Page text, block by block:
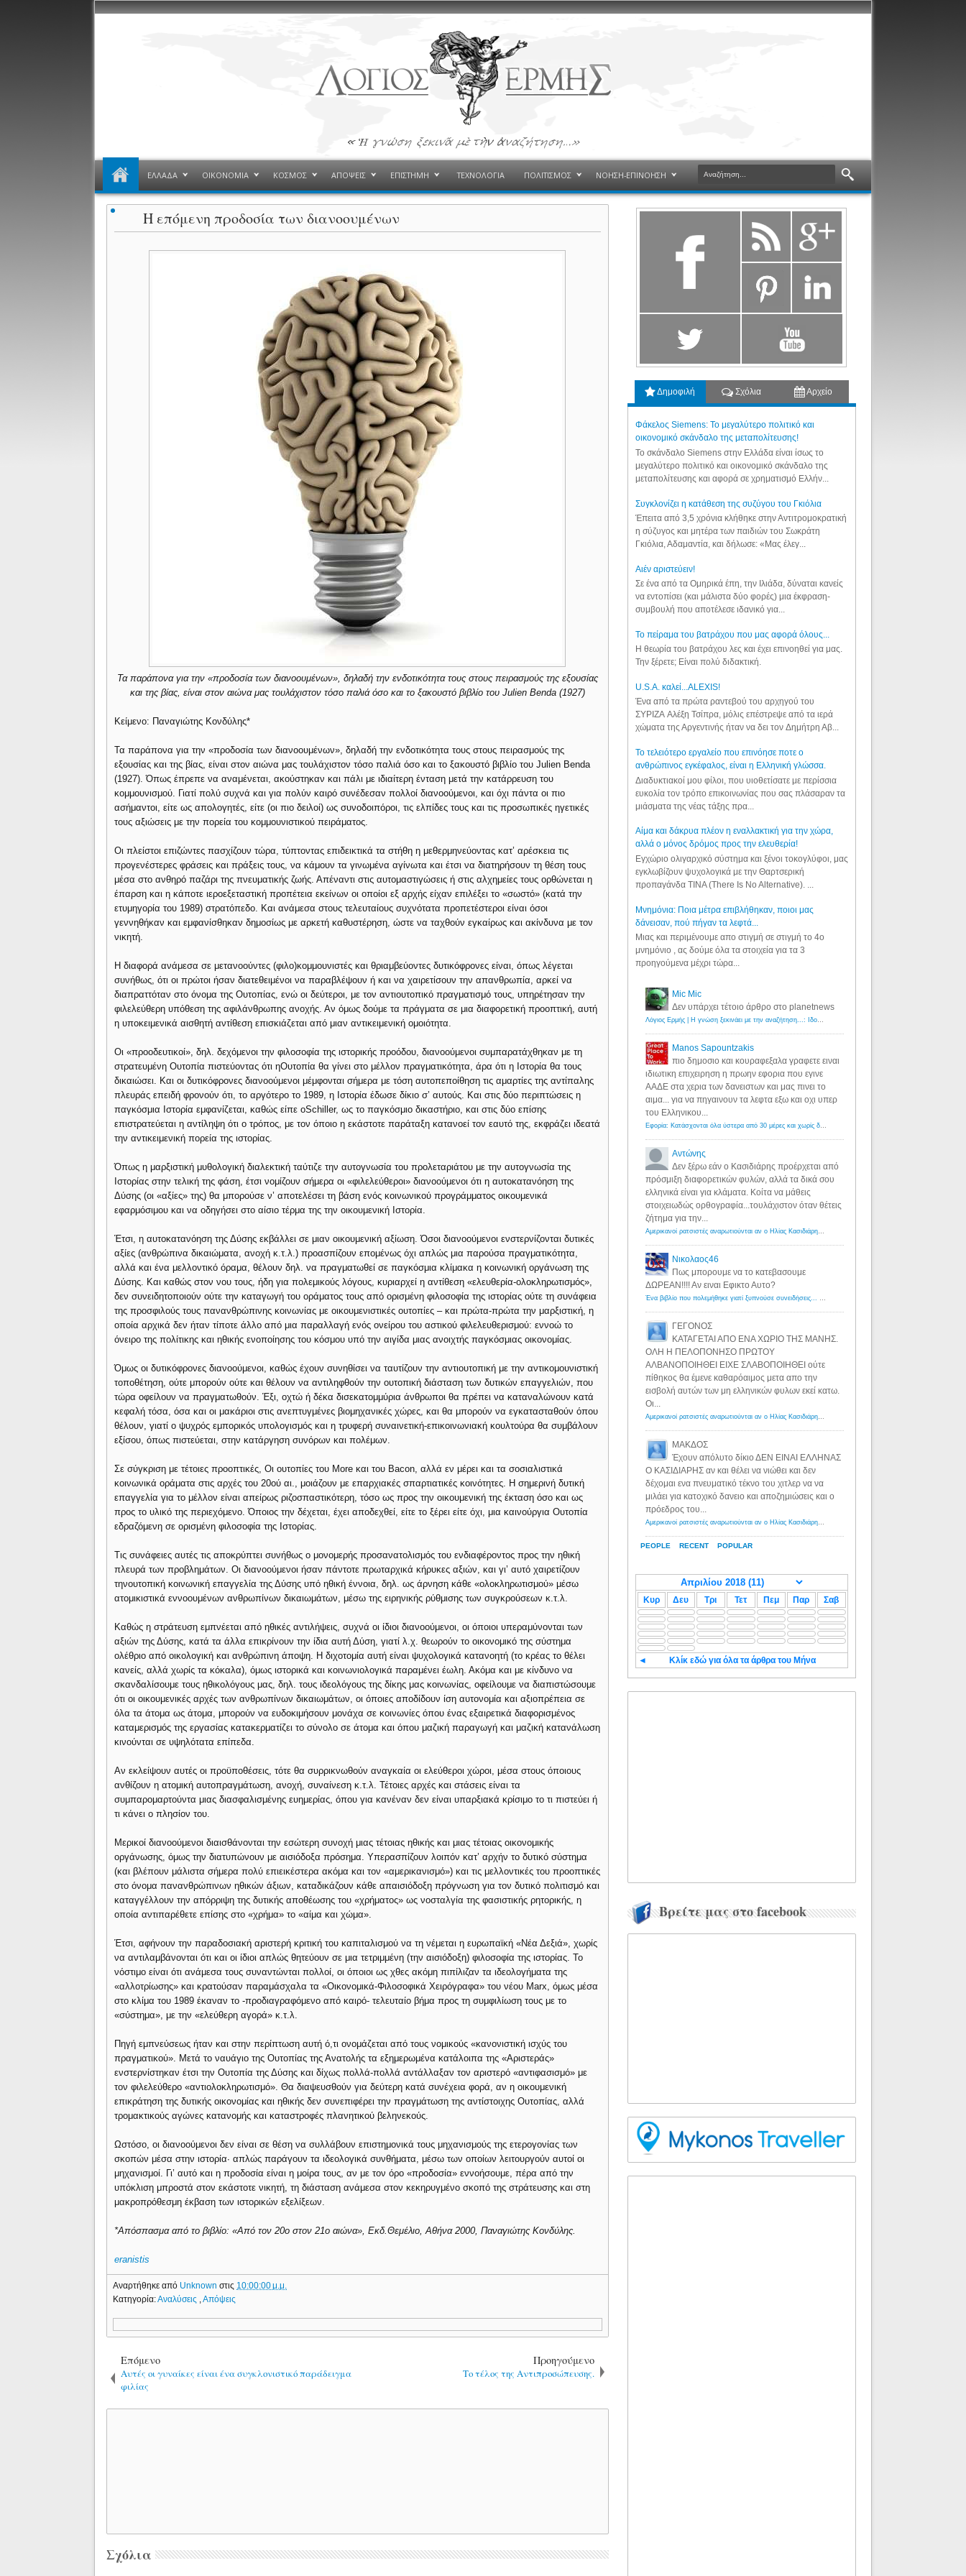
ΕΛΛΑΔΑ ΟΙΚΟΝΟΜΙΑ ΚΟΣΜΟΣ ΑΠΟΨΕΙΣ ΕΠΙΣΤΗΜΗ ΤΕΧΝΟΛΟΓΙΑ ΠΟΛΙΤΙΣΜΟΣ ΝΟΗΣΗ-ΕΠΙΝΟΗΣΗ
Η επόμενη προδοσία των διανοουμένων
Τα παράπονα για την «προδοσία των διανοουμένων», δηλαδή την ενδοτικότητα τους στους πειρασμούς της εξουσίας
και της βίας, είναι στον αιώνα μας τουλάχιστον τόσο παλιά όσο και το ξακουστό βιβλίο του Julien Benda (1927)
Κείμενο: Παναγιώτης Κονδύλης*
Τα παράπονα για την «προδοσία των διανοουμένων», δηλαδή την ενδοτικότητα τους στους πειρασμούς της
εξουσίας και της βίας, είναι στον αιώνα μας τουλάχιστον τόσο παλιά όσο και το ξακουστό βιβλίο του Julien Benda
(1927). Όπως έπρεπε να αναμένεται, ακούστηκαν και πάλι με ιδιαίτερη ένταση μετά την κατάρρευση του
κομμουνισμού. Γιατί πολύ συχνά και για πολύν καιρό συνέδεσαν πολλοί διανοούμενοι, και όχι πάντα οι πιο
ασήμαντοι, είτε ως απολογητές, είτε (οι πιο δειλοί) ως συνοδοιπόροι, τις ελπίδες τους και τις προσωπικές ηγετικές
τους αξιώσεις με την πορεία του κομμουνιστικού πειράματος.
Οι πλείστοι επιζώντες πασχίζουν τώρα, τύπτοντας επιδεικτικά τα στήθη η μεθερμηνεύοντας κατ’ αρέσκεια τις
προγενέστερες φράσεις και πράξεις τους, να κάμουν τα γινωμένα αγίνωτα και έτσι να διατηρήσουν τη θέση τους
μέσα στο ανθηρό παζάρι της πνευματικής ζωής. Απέναντι στις αυτομαστιγώσεις ή στις αλχημείες τους ορθώνεται η
έπαρση και η κάποτε ιεροεξεταστική προπέτεια εκείνων οι οποίοι εξ αρχής είχαν επιλέξει το «σωστό» (κατά την
ετυμηγορία του 1989) στρατόπεδο. Και ανάμεσα στους τελευταίους συχνότατα προπετέστεροι είναι όσοι
γεννηθήκαν και εμφανίσθηκαν δημοσίως με αρκετή καθυστέρηση, ώστε να ταχθούν εγκαίρως και ακίνδυνα με τον
νικητή.
Η διαφορά ανάμεσα σε μετανοούντες (φιλο)κομμουνιστές και θριαμβεύοντες δυτικόφρονες είναι, όπως λέγεται
συνήθως, ότι οι πρώτοι ήσαν διατεθειμένοι να παραβλέψουν ή και να χαιρετίσουν την απανθρωπία, αρκεί να
διαπραττόταν στο όνομα της Ουτοπίας, ενώ οι δεύτεροι, με τον αντιουτοπικό πραγματισμό τους, υπηρέτησαν την
φιλελεύθερη υπόθεση της αφιλάνθρωπης ανοχής. Αν όμως δούμε τα πράγματα σε μια διαφορετική προοπτική, αυτή
η υποκειμενικά αισθητή αντίθεση επισκιάζεται από μιαν αντικειμενική ομοιότητα.
Οι «προοδευτικοί», δηλ. δεχόμενοι την φιλοσοφία της ιστορικής προόδου, διανοούμενοι συμπαρατάχθηκαν με τη
στρατευμένη Ουτοπία πιστεύοντας ότι ηΟυτοπία θα γίνει στο μέλλον πραγματικότητα, άρα ότι η Ιστορία θα τους
δικαιώσει. Και οι δυτικόφρονες διανοούμενοι μέμφονται σήμερα με τόση αυτοπεποίθηση τις αμαρτίες της αντίπαλης
πλευράς επειδή φρονούν ότι, το αργότερο το 1989, η Ιστορία έδωσε δίκιο σ’ αυτούς. Και στις δύο περιπτώσεις η
παγκόσμια Ιστορία εμφανίζεται, καθώς είπε οSchiller, ως το παγκόσμιο δικαστήριο, και στις δύο επίσης
επιστρατεύεται η αντίληψη ότι ο τρόπος, με τον όποιο η εκάστοτε παράταξη κατανοεί τον εαυτό της, εκφράζει ιδεατά
την αντικειμενική πορεία της ιστορίας.
Όπως η μαρξιστική μυθολογική διαλεκτική ταύτιζε την αυτογνωσία του προλεταριάτου με την αυτογνωσία της
Ιστορίας στην τελική της φάση, έτσι νομίζουν σήμερα οι «φιλελεύθεροι» διανοούμενοι ότι η αυτοκατανόηση της
Δύσης (οι «αξίες» της) θα μπορούσε ν’ αποτελέσει τη βάση ενός κοινωνικού προγράμματος οικουμενικά
εφαρμόσιμου και να οδηγήσει στο αίσιο τέρμα της την οικουμενική Ιστορία.
Έτσι, η αυτοκατανόηση της Δύσης εκβάλλει σε μιαν οικουμενική αξίωση. Όσοι διανοούμενοι ενστερνίζονται δυτικές
αξίες (ανθρώπινα δικαιώματα, ανοχή κ.τ.λ.) προασπίζουν επομένως όχι απλώς μια παρούσα πραγματικότητα,
αλλά και ένα μελλοντικό όραμα, θέλουν δηλ. να πραγματωθεί σε παγκόσμια κλίμακα η κοινωνική οργάνωση της
Δύσης. Και καθώς στον νου τους, ήδη για πολεμικούς λόγους, κυριαρχεί η αντίθεση «ελευθερία-ολοκληρωτισμός»,
δεν συνειδητοποιούν ούτε την καταγωγή του οράματος τους από ορισμένη φιλοσοφία της ιστορίας ούτε τη συνάφεια
της προσφιλούς τους πανανθρώπινης κοινωνίας με οικουμενιστικές ουτοπίες – και πρώτα-πρώτα την μαρξιστική, η
οποία αρχικά δεν ήταν τίποτε άλλο από μια παραλλαγή ενός ονείρου του αστικού φιλελευθερισμού: εννοώ το
όνειρο της πολίτικης και ηθικής ενοποίησης του κόσμου υπό την αιγίδα μιας ανοιχτής παγκόσμιας οικονομίας.
Όμως οι δυτικόφρονες διανοούμενοι, καθώς έχουν συνηθίσει να ταυτίζουν την αντιουτοπική με την αντικομουνιστική
τοποθέτηση, ούτε μπορούν ούτε και θέλουν να αντιληφθούν την ουτοπική διάσταση των δυτικών επαγγελιών, που
τώρα οφείλουν να πραγματωθούν. Έξι, οχτώ ή δέκα δισεκατομμύρια άνθρωποι θα πρέπει να καταναλώνουν κατά
κεφαλή τόσα, όσα και οι μακάριοι στις ανεπτυγμένες βιομηχανικές χώρες, και θα μπορούν να εγκατασταθούν όπου
θέλουν, γιατί ο ψυχρός εμπορικός υπολογισμός και η τρυφερή συναινετική-επικοινωνιακή κουλτούρα θα συμβάλουν
εξίσου, όπως πιστεύεται, στην κατάργηση συνόρων και πολέμων.
Σε σύγκριση με τέτοιες προοπτικές, Οι ουτοπίες του More και του Bacon, αλλά εν μέρει και τα σοσιαλιστικά
κοινωνικά οράματα στις αρχές του 20ού αι., μοιάζουν με επαρχιακές σπαρτιατικές κοινότητες. Η σημερινή δυτική
επαγγελία για το μέλλον είναι απείρως ριζοσπαστικότερη, τόσο ως προς την οικουμενική της έκταση όσο και ως
προς το υλικό της περιεχόμενο. Όποιος την δέχεται, έχει αποδεχθεί, είτε το ξέρει είτε όχι, μια καινούργια Ουτοπία
εδραζόμενη σε ορισμένη φιλοσοφία της Ιστορίας.
Τις συνάφειες αυτές τις αποκρύπτει συνήθως ο μονομερής προσανατολισμός του ενδιαφέροντος προς την ηθική
πλευρά των προβλημάτων. Οι διανοούμενοι ήσαν πάντοτε πρωταρχικά κήρυκες αξιών, και γι’ αυτό χαιρετίζουν
τηνουτοπική κοινωνική επαγγελία της Δύσης υπό ηθική έννοια, δηλ. ως άρνηση κάθε «ολοκληρωτισμού» μέσω
ατομικιστικά εννοουμένων ανθρωπίνων δικαιωμάτων, μέσω της ειρηνικής ρύθμισης των συγκρούσεων κ.τ.λ.
Καθώς η στράτευση εμπνέεται από ηθικές αντιλήψεις, συχνά οι ίδιοι διανοούμενοι, οι όποιοι υπεραμύνονται των
αξιών της Δύσης, κατά τα άλλα επικρίνουν την ίδια αυτή Δύση, γιατί λ.χ. θεωρούν το οικονομικό της σύστημα
ολέθριο από οικολογική και ανθρώπινη άποψη. Η διχοτομία αυτή είναι ψυχολογικά κατανοητή (το κρέας το θέλει
κανείς, αλλά χωρίς τα κόκαλα), όμως ιστορικά και κοινωνιολογικά παραμένει έωλη. Ακόμα και με κίνδυνο να
σκανδαλίσουμε τους ηθικολόγους μας, δηλ. τους ιδεολόγους της δίκης μας κοινωνίας, οφείλουμε να διαπιστώσουμε
ότι οι οικουμενικές αρχές των ανθρωπίνων δικαιωμάτων, οι όποιες αποδίδουν ίση αυτονομία και αξιοπρέπεια σε
όλα τα άτομα ως άτομα, μπορούν να ευδοκιμήσουν μονάχα σε κοινωνίες όπου ένας εξαιρετικά διαφορισμένος
καταμερισμός της εργασίας κατακερματίζει το σύνολο σε άτομα και όπου μαζική παραγωγή και μαζική κατανάλωση
κινούνται σε υψηλότατα επίπεδα.
Αν εκλείψουν αυτές οι προϋποθέσεις, τότε θα συρρικνωθούν αναγκαία οι ελεύθεροι χώροι, μέσα στους όποιους
ανθίζουν η ατομική αυτοπραγμάτωση, ανοχή, συναίνεση κ.τ.λ. Τέτοιες αρχές και στάσεις είναι τα
συμπαρομαρτούντα μιας διασφαλισμένης ευημερίας, όπου για κανέναν δεν είναι υπαρξιακά κρίσιμο το τι πιστεύει ή
τι κάνει ο πλησίον του.
Μερικοί διανοούμενοι διαισθάνονται την εσώτερη συνοχή μιας τέτοιας ηθικής και μιας τέτοιας οικονομικής
οργάνωσης, όμως την διατυπώνουν με αισιόδοξα πρόσημα. Υπερασπίζουν λοιπόν κατ’ αρχήν το δυτικό σύστημα
(και βλέπουν μάλιστα σήμερα πολύ επιεικέστερα ακόμα και τον «αμερικανισμό») και τις μελλοντικές του προοπτικές
στο όνομα πανανθρώπινων ηθικών άξιων, καταδικάζουν κάθε απαισιόδοξη πρόγνωση για τον δυτικό πολιτισμό και
καταγγέλλουν την απόρριψη της δυτικής αποθέωσης του «χρήματος» ως νοσταλγία της φασιστικής ρητορικής, η
οποία αντιπαρέθετε επίσης στο «χρήμα» το «αίμα και χώμα».
Έτσι, αφήνουν την παραδοσιακή αριστερή κριτική του καπιταλισμού να τη νέμεται η ευρωπαϊκή «Νέα Δεξιά», χωρίς
να αντιλαμβάνονται ότι και οι ίδιοι απλώς θητεύουν σε μια τετριμμένη (την αισιόδοξη) φιλοσοφία της ιστορίας. Το
νόστιμο είναι ότι ανάμεσα τους συναντώνται πολλοί, οι όποιοι ως χθες ακόμη πιπίλιζαν τα ιδεολογήματα της
«αλλοτρίωσης» και κρατούσαν παραμάσχαλα τα «Οικονομικά-Φιλοσοφικά Χειρόγραφα» του νέου Marx, όμως μέσα
στο κλίμα του 1989 έκαναν το -προδιαγραφόμενο από καιρό- τελευταίο βήμα προς τη συμφιλίωση τους με το
«σύστημα», με την «ελεύθερη αγορά» κ.τ.λ.
Πηγή εμπνεύσεως ήταν και στην περίπτωση αυτή ό,τι ονομάζεται από τους νομικούς «κανονιστική ισχύς του
πραγματικού». Μετά το ναυάγιο της Ουτοπίας της Ανατολής τα εξημερωμένα κατάλοιπα της «Αριστεράς»
ενστερνίστηκαν έτσι την Ουτοπία της Δύσης και δίχως πολλά-πολλά αντάλλαξαν τον αριστερό «αντιφασισμό» με
τον φιλελεύθερο «αντιολοκληρωτισμό». Θα διαψευσθούν για δεύτερη κατά συνέχεια φορά, αν η οικουμενική
επικράτηση της δυτικής οικονομίας και ηθικής δεν συνεπιφέρει την πραγμάτωση της αντίστοιχης Ουτοπίας, αλλά
τρομακτικούς αγώνες κατανομής και καταστροφές πλανητικού βεληνεκούς.
Ωστόσο, οι διανοούμενοι δεν είναι σε θέση να συλλάβουν επιστημονικά τους μηχανισμούς της ετερογονίας των
σκοπών μέσα στην ιστορία· απλώς παράγουν τα ιδεολογικά συνθήματα, μέσω των οποίων λειτουργούν αυτοί οι
μηχανισμοί. Γι’ αυτό και η προδοσία είναι η μοίρα τους, αν με τον όρο «προδοσία» εννοήσουμε, πέρα από την
υπόκλιση μπροστά στον εκάστοτε νικητή, τη διάσταση ανάμεσα στον κεκηρυγμένο σκοπό της στράτευσης και στη
μακροπρόθεσμη έκβαση των ιστορικών εξελίξεων.
*Απόσπασμα από το βιβλίο: «Από τον 20ο στον 21ο αιώνα», Εκδ.Θεμέλιο, Αθήνα 2000, Παναγιώτης Κονδύλης.
eranistis
Αναρτήθηκε από Unknownστις 10:00:00 μ.μ.
Κατηγορία:Αναλύσεις ,Απόψεις
Επόμενο
Αυτές οι γυναίκες είναι ένα συγκλονιστικό παράδειγμα
φιλίας
Προηγούμενο
Το τέλος της Αντιπροσώπευσης.
Σχόλια
Δημοφιλή Σχόλια Αρχείο
Φάκελος Siemens: Το μεγαλύτερο πολιτικό και
οικονομικό σκάνδαλο της μεταπολίτευσης!
Το σκάνδαλο Siemens στην Ελλάδα είναι ίσως το
μεγαλύτερο πολιτικό και οικονομικό σκάνδαλο της
μεταπολίτευσης και αφορά σε χρηματισμό Ελλήν...
Συγκλονίζει η κατάθεση της συζύγου του Γκιόλια
Έπειτα από 3,5 χρόνια κλήθηκε στην Αντιτρομοκρατική
η σύζυγος και μητέρα των παιδιών του Σωκράτη
Γκιόλια, Αδαμαντία, και δήλωσε: «Μας έλεγ...
Aιέν αριστεύειν!
Σε ένα από τα Ομηρικά έπη, την Ιλιάδα, δύναται κανείς
να εντοπίσει (και μάλιστα δύο φορές) μια έκφραση-
συμβουλή που αποτέλεσε ιδανικό για...
Το πείραμα του βατράχου που μας αφορά όλους...
Η θεωρία του βατράχου λες και έχει επινοηθεί για μας.
Την ξέρετε; Είναι πολύ διδακτική.
U.S.A. καλεί...ALEXIS!
Ένα από τα πρώτα ραντεβού του αρχηγού του
ΣΥΡΙΖΑ Αλέξη Τσίπρα, μόλις επέστρεψε από τα ιερά
χώματα της Αργεντινής ήταν να δει τον Δημήτρη Αβ...
Το τελειότερο εργαλείο που επινόησε ποτε ο
ανθρώπινος εγκέφαλος, είναι η Ελληνική γλώσσα.
Διαδυκτιακοί μου φίλοι, που υιοθετίσατε με περίσσια
ευκολία τον τρόπο επικοινωνίας που σας πλάσαραν τα
μιάσματα της νέας τάξης πρα...
Αίμα και δάκρυα πλέον η εναλλακτική για την χώρα,
αλλά ο μόνος δρόμος προς την ελευθερία!
Εγχώριο ολιγαρχικό σύστημα και ξένοι τοκογλύφοι, μας
εγκλωβίζουν ψυχολογικά με την Θαρτσερική
προπαγάνδα TINA (There Is No Alternative). ...
Μνημόνια: Ποια μέτρα επιβλήθηκαν, ποιοι μας
δάνεισαν, πού πήγαν τα λεφτά...
Μιας και περιμένουμε απο στιγμή σε στιγμή το 4ο
μνημόνιο , ας δούμε όλα τα στοιχεία για τα 3
προηγούμενα μέχρι τώρα...
PEOPLE RECENT POPULAR
Mic Mic
Δεν υπάρχει τέτοιο άρθρο στο planetnews
Λόγιος Ερμής | Η γνώση ξεκινάει με την αναζήτηση...: Ιδού οι 18 που χρωστούν 11 δις ευρώ!
Manos Sapountzakis
πιο δημοσιο και κουραφεξαλα γραφετε ειναι
ιδιωτικη επιχειρηση η πρωην εφορια που εγινε
ΑΑΔΕ στα χερια των δανειστων και μας πινει το
αιμα... για να πηγαινουν τα λεφτα εξω και οχι υπερ
του Ελληνικου...
Εφορία: Κατάσχονται όλα ύστερα από 30 μέρες και χωρίς δικαστικές αποφάσεις - Λόγιος Ερμής
Αντώνης
Δεν ξέρω εάν ο Κασιδιάρης προέρχεται από
πρόσμιξη διαφορετικών φυλών, αλλά τα δικά σου
ελληνικά είναι για κλάματα. Κοίτα να μάθεις
στοιχειωδώς ορθογραφία...τουλάχιστον όταν θέτεις
ζήτημα για την...
Αμερικανοί ρατσιστές αναρωτιούνται αν ο Ηλίας Κασιδιάρης ανήκει στη λευκή φυλή... - Λόγιος Ερμής
Νικολαος46
Πως μπορουμε να το κατεβασουμε
ΔΩΡΕΑΝ!!!! Αν ειναι Εφικτο Αυτο?
Ένα βιβλίο που πολεμήθηκε γιατί ξυπνούσε συνειδήσεις... - Λόγιος Ερμής | Η γνώση ξεκινάει με την αναζήτηση...
ΓΕΓΟΝΟΣ
ΚΑΤΑΓΕΤΑΙ ΑΠΟ ΕΝΑ ΧΩΡΙΟ ΤΗΣ ΜΑΝΗΣ.
ΟΛΗ Η ΠΕΛΟΠΟΝΗΣΟ ΠΡΩΤΟΥ
ΑΛΒΑΝΟΠΟΙΗΘΕΙ ΕΙΧΕ ΣΛΑΒΟΠΟΙΗΘΕΙ ούτε
πίθηκος θα έμενε καθαρόαιμος μετα απο την
εισβολή αυτών των μη ελληνικών φυλων εκεί κατω.
Οι...
Αμερικανοί ρατσιστές αναρωτιούνται αν ο Ηλίας Κασιδιάρης ανήκει στη λευκή φυλή... - Λόγιος Ερμής
ΜΑΚΔΟΣ
Έχουν απόλυτο δίκιο ΔΕΝ ΕΙΝΑΙ ΕΛΛΗΝΑΣ
Ο ΚΑΣΙΔΙΑΡΗΣ αν και θέλει να νιώθει και δεν
δέχομαι ενα πνευματικό τέκνο του χιτλερ να να
μιλάει για κατοχικό δανειο και αποζημιώσεις και ο
πρόεδρος του...
Αμερικανοί ρατσιστές αναρωτιούνται αν ο Ηλίας Κασιδιάρης ανήκει στη λευκή φυλή... - Λόγιος Ερμής
Κυρ Δευ Τρι Τετ Πεμ Παρ Σαβ
◄ Κλίκ εδώ για όλα τα άρθρα του Μήνα
Βρείτε μας στο facebook